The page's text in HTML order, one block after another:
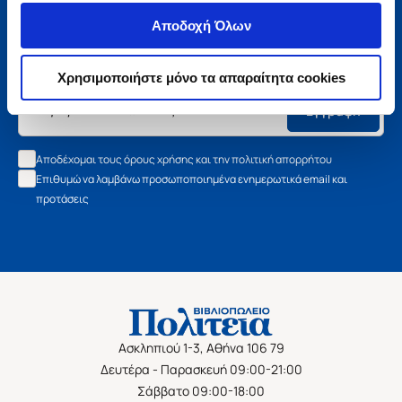
Αποδοχή Όλων
Χρησιμοποιήστε μόνο τα απαραίτητα cookies
Μάθετε τα νέα της Πολιτείας
Εγγραφείτε στο newsletter μας και μάθετε πρώτοι όλα τα
νέα βιβλία, τις εξαιρετικές τιμές και τις εκδηλώσεις μας.
Εγγραφή
Αποδέχομαι τους όρους χρήσης και την πολιτική απορρήτου
Επιθυμώ να λαμβάνω προσωποποιημένα ενημερωτικά email και
προτάσεις
Ασκληπιού 1-3, Αθήνα 106 79
Δευτέρα - Παρασκευή 09:00-21:00
Σάββατο 09:00-18:00